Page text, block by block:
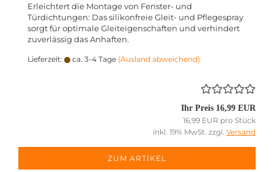
Erleichtert die Montage von Fenster- und
Türdichtungen: Das silikonfreie Gleit- und Pflegespray
sorgt für optimale Gleiteigenschaften und verhindert
zuverlässig das Anhaften.
Lieferzeit: ca. 3-4 Tage (Ausland abweichend)
Ihr Preis 16,99 EUR
16,99 EUR pro Stück
inkl. 19% MwSt. zzgl. Versand
ZUM ARTIKEL